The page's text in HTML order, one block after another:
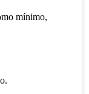
mínimo,